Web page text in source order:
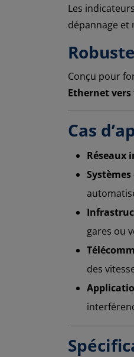
Les
dépannage et
Conçu pour
Ethernet
Cas
Réseaux
gares ou
des